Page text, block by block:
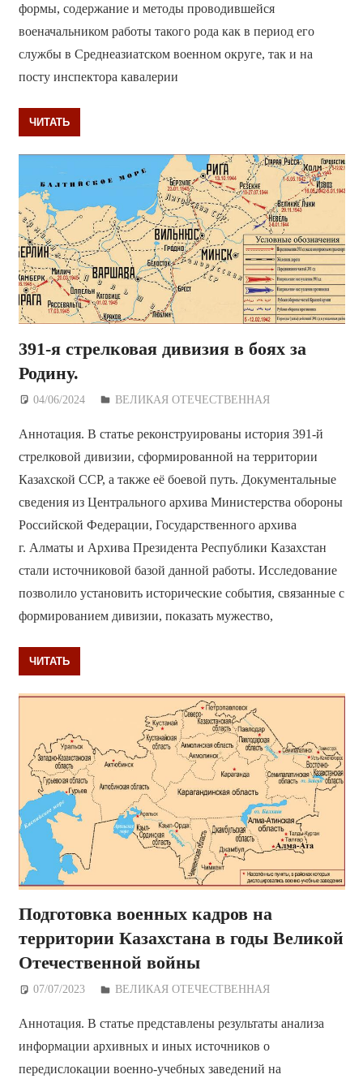
формы, содержание и методы проводившейся
военачальником работы такого рода как в период его
службы в Среднеазиатском военном округе, так и на
посту инспектора кавалерии
ЧИТАТЬ
391-я стрелковая дивизия в боях за
Родину.
04/06/2024 Дежурный по Редакции
ВЕЛИКАЯ ОТЕЧЕСТВЕННАЯ
Аннотация. В статье реконструированы история 391-й
стрелковой дивизии, сформированной на территории
Казахской ССР, а также её боевой путь. Документальные
сведения из Центрального архива Министерства обороны
Российской Федерации, Государственного архива
г. Алматы и Архива Президента Республики Казахстан
стали источниковой базой данной работы. Исследование
позволило установить исторические события, связанные с
формированием дивизии, показать мужество,
ЧИТАТЬ
Подготовка военных кадров на
территории Казахстана в годы Великой
Отечественной войны
07/07/2023 Дежурный по Редакции
ВЕЛИКАЯ ОТЕЧЕСТВЕННАЯ
Аннотация. В статье представлены результаты анализа
информации архивных и иных источников о
передислокации военно-учебных заведений на